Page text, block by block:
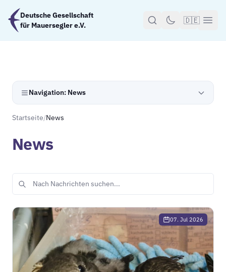
Zum Hauptinhalt springen
Deutsche Gesellschaft
für Mauersegler e.V.
🇩🇪
Navigation: News
Startseite/News
News
07. Jul 2026